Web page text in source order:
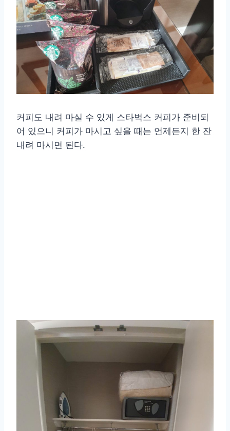
커피도 내려 마실 수 있게 스타벅스 커피가 준비되
어 있으니 커피가 마시고 싶을 때는 언제든지 한 잔
내려 마시면 된다.